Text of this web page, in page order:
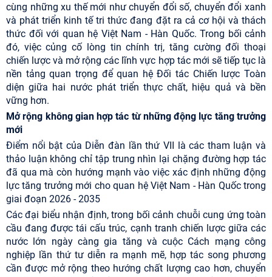
cùng những xu thế mới như chuyển đổi số, chuyển đổi xanh
và phát triển kinh tế tri thức đang đặt ra cả cơ hội và thách
thức đối với quan hệ Việt Nam - Hàn Quốc. Trong bối cảnh
đó, việc củng cố lòng tin chính trị, tăng cường đối thoại
chiến lược và mở rộng các lĩnh vực hợp tác mới sẽ tiếp tục là
nền tảng quan trọng để quan hệ Đối tác Chiến lược Toàn
diện giữa hai nước phát triển thực chất, hiệu quả và bền
vững hơn.
Mở rộng không gian hợp tác từ những động lực tăng trưởng
mới
Điểm nổi bật của Diễn đàn lần thứ VII là các tham luận và
thảo luận không chỉ tập trung nhìn lại chặng đường hợp tác
đã qua mà còn hướng mạnh vào việc xác định những động
lực tăng trưởng mới cho quan hệ Việt Nam - Hàn Quốc trong
giai đoạn 2026 - 2035
Các đại biểu nhận định, trong bối cảnh chuỗi cung ứng toàn
cầu đang được tái cấu trúc, cạnh tranh chiến lược giữa các
nước lớn ngày càng gia tăng và cuộc Cách mạng công
nghiệp lần thứ tư diễn ra mạnh mẽ, hợp tác song phương
cần được mở rộng theo hướng chất lượng cao hơn, chuyển